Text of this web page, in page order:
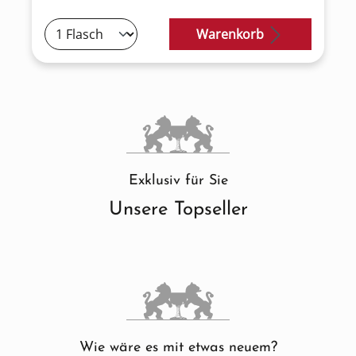
Warenkorb
Exklusiv für Sie
Unsere Topseller
Wie wäre es mit etwas neuem?